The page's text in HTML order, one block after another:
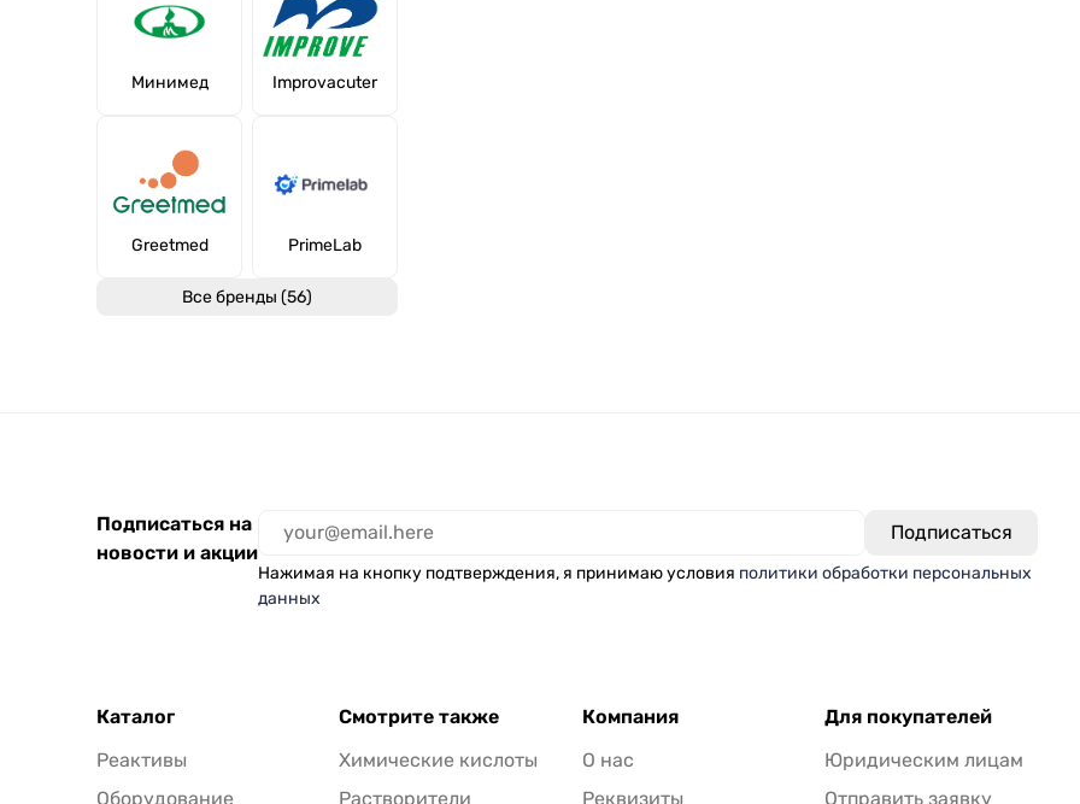
Минимед Improvacuter
Greetmed PrimeLab
Все бренды (56)
Подписаться на
новости и акции
Нажимая на кнопку подтверждения, я принимаю условия политики обработки персональных
данных
Каталог
Реактивы
Оборудование
Смотрите также
Химические кислоты
Растворители
Компания
О нас
Реквизиты
Для покупателей
Юридическим лицам
Отправить заявку